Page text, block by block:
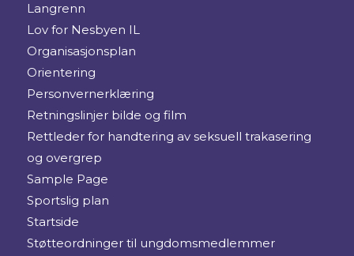
Langrenn
Lov for Nesbyen IL
Organisasjonsplan
Orientering
Personvernerklæring
Retningslinjer bilde og film
Rettleder for handtering av seksuell trakasering
og overgrep
Sample Page
Sportslig plan
Startside
Støtteordninger til ungdomsmedlemmer